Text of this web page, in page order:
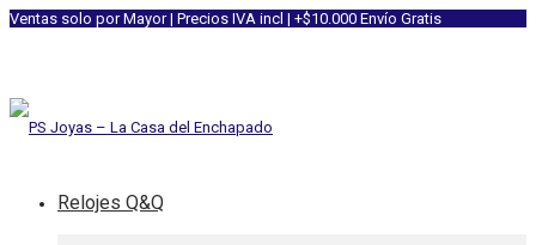
Ventas solo por Mayor | Precios IVA incl | +$10.000 Envío Gratis
Relojes Q&Q